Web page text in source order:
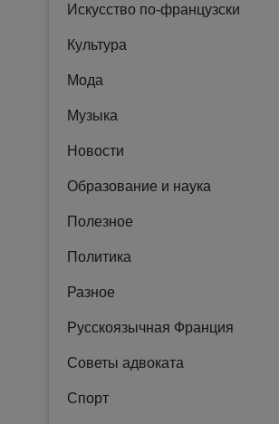
Искусство по-французски
Культура
Мода
Музыка
Новости
Образование и наука
Полезное
Политика
Разное
Русскоязычная Франция
Советы адвоката
Спорт